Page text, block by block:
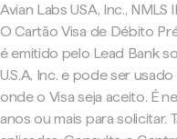
Avian Labs USA, Inc.,
O Cartão Visa de Débito
é emitido pelo Lead Bank
U.S.A. Inc. e pode ser
onde o Visa seja aceito. É
anos ou mais para solicitar.